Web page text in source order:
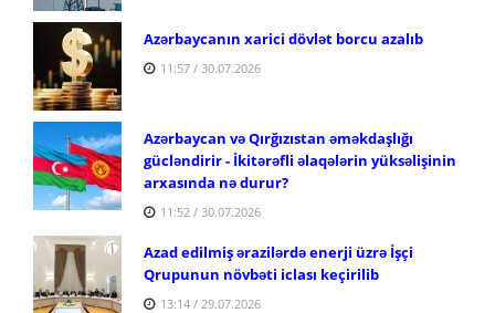
Azərbaycanın xarici dövlət borcu azalıb
11:57 / 30.07.2026
Azərbaycan və Qırğızıstan əməkdaşlığı
gücləndirir - İkitərəfli əlaqələrin yüksəlişinin
arxasında nə durur?
11:52 / 30.07.2026
Azad edilmiş ərazilərdə enerji üzrə İşçi
Qrupunun növbəti iclası keçirilib
13:14 / 29.07.2026